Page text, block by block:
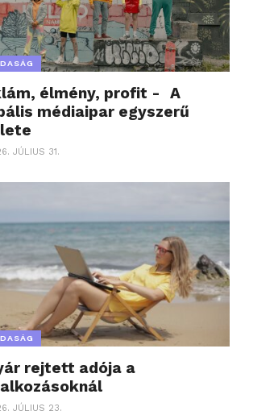
élmény, profit - A
médiaipar egyszerű
JÚLIUS 31.
rejtett adója a
JÚLIUS 23.